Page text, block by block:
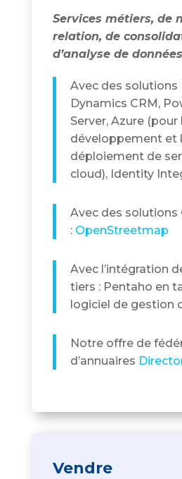
Services métiers, de
relation, de
d’analyse de
Avec des solutions
Dynamics CRM,
Server, Azure (pour
développement et
déploiement de
cloud), Identity
Avec des solutions
: OpenStreetmap
Avec l’intégration
tiers : Pentaho en
logiciel de gestion
Notre offre de
d’annuaires
Vendre